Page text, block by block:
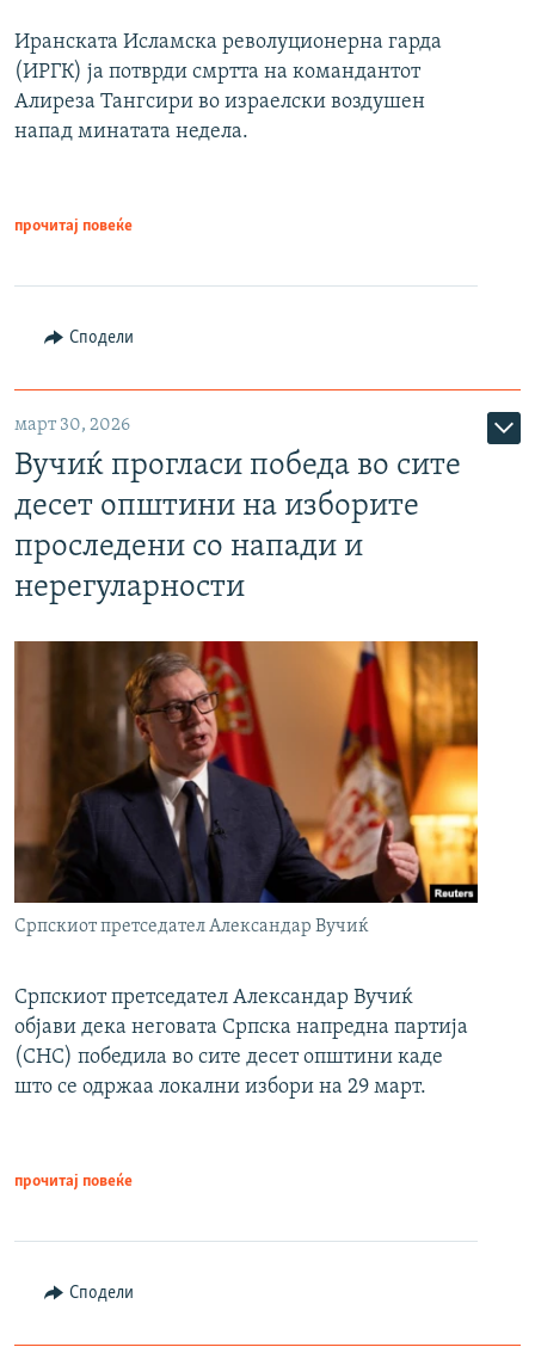
Иранската Исламска револуционерна гарда
(ИРГК) ја потврди смртта на командантот
Алиреза Тангсири во израелски воздушен
напад минатата недела.
прочитај повеќе
Сподели
март 30, 2026
Вучиќ прогласи победа во сите
десет општини на изборите
проследени со напади и
нерегуларности
Српскиот претседател Александар Вучиќ
Српскиот претседател Александар Вучиќ
објави дека неговата Српска напредна партија
(СНС) победила во сите десет општини каде
што се одржаа локални избори на 29 март.
прочитај повеќе
Сподели